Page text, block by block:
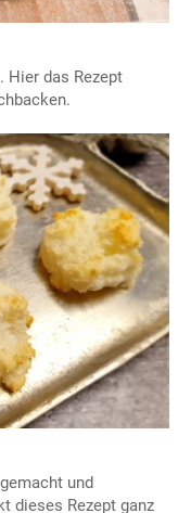
Hier das Rezept
und
dieses Rezept ganz